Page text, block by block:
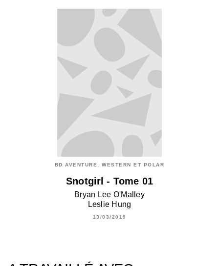
BD AVENTURE, WESTERN ET POLAR
Snotgirl - Tome 01
Bryan Lee O'Malley
Leslie Hung
13/03/2019